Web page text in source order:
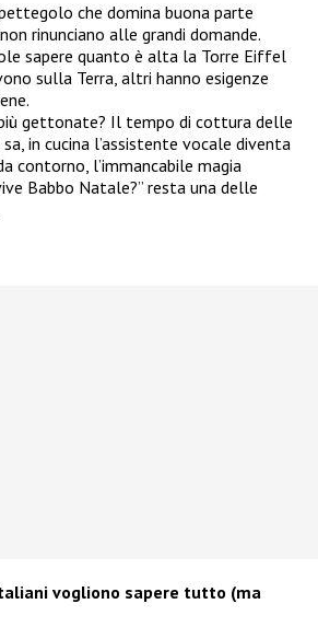
che domina buona parte
rinunciano alle grandi domande.
sapere quanto è alta la Torre Eiffel
sulla Terra, altri hanno esigenze
gettonate? Il tempo di cottura delle
sa, in cucina l’assistente vocale diventa
contorno, l’immancabile magia
Babbo Natale?” resta una delle
vogliono sapere tutto (ma